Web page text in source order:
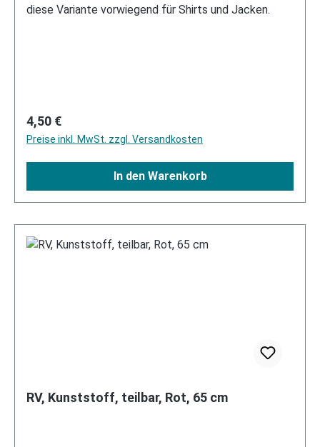
diese Variante vorwiegend für Shirts und Jacken.
Regulärer Preis:
4,50 €
Preise inkl. MwSt. zzgl. Versandkosten
In den Warenkorb
RV, Kunststoff, teilbar, Rot, 65 cm